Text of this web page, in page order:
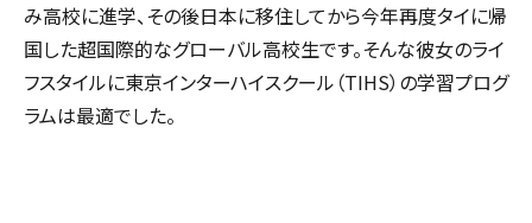
み高校に進学、その後日本に移住してから今年再度タイに帰
国した超国際的なグローバル高校生です。そんな彼女のライ
フスタイルに東京インターハイスクール（TIHS）の学習プログ
ラムは最適でした。